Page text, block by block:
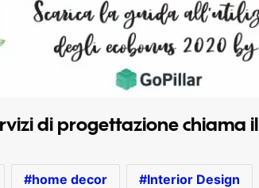
di progettazione chiama il
home decor Interior Design